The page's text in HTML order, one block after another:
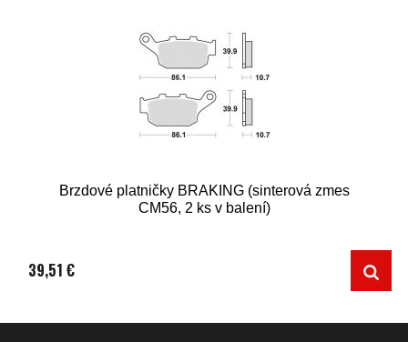
Brzdové platničky BRAKING (sinterová zmes
CM56, 2 ks v balení)
39,51 €